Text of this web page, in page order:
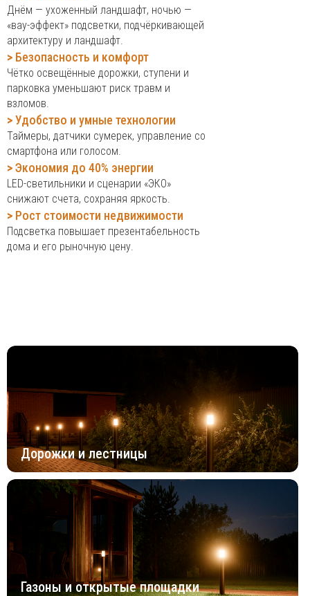
Днём — ухоженный ландшафт, ночью —
«вау-эффект» подсветки, подчёркивающей
архитектуру и ландшафт.
> Безопасность и комфорт
Чётко освещённые дорожки, ступени и
парковка уменьшают риск травм и
взломов.
>Удобство и умные технологии
Таймеры, датчики сумерек, управление со
смартфона или голосом.
>Экономия до 40% энергии
LED-светильники и сценарии «ЭКО»
снижают счета, сохраняя яркость.
> Рост стоимости недвижимости
Подсветка повышает презентабельность
дома и его рыночную цену.
Дорожки и лестницы
Газоны и открытые площадки